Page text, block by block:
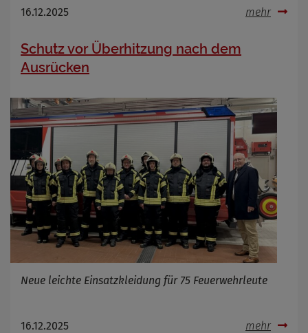
16.12.2025 mehr
Schutz vor Überhitzung nach dem
Ausrücken
Neue leichte Einsatzkleidung für 75 Feuerwehrleute
16.12.2025 mehr